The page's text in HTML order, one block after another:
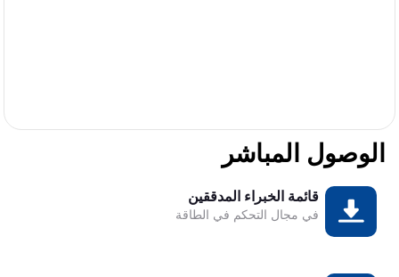
الوصول المباشر
تحميل قائمة الخبراء المدققين
في مجال التحكم في الطاقة
DESK